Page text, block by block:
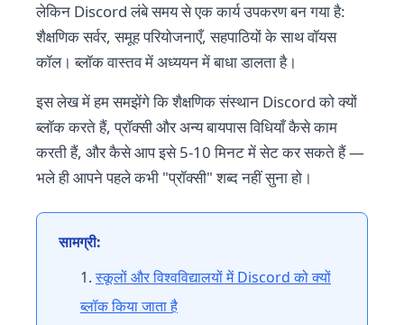
लेकिन Discord लंबे समय से एक कार्य उपकरण बन गया है:
शैक्षणिक सर्वर, समूह परियोजनाएँ, सहपाठियों के साथ वॉयस
कॉल। ब्लॉक वास्तव में अध्ययन में बाधा डालता है।
इस लेख में हम समझेंगे कि शैक्षणिक संस्थान Discord को क्यों
ब्लॉक करते हैं, प्रॉक्सी और अन्य बायपास विधियाँ कैसे काम
करती हैं, और कैसे आप इसे 5-10 मिनट में सेट कर सकते हैं —
भले ही आपने पहले कभी "प्रॉक्सी" शब्द नहीं सुना हो।
सामग्री:
स्कूलों और विश्वविद्यालयों में Discord को क्यों
ब्लॉक किया जाता है